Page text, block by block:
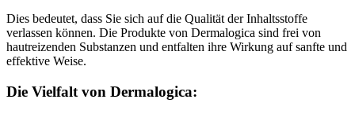
Dies bedeutet, dass Sie sich auf die Qualität der Inhaltsstoffe
verlassen können. Die Produkte von Dermalogica sind frei von
hautreizenden Substanzen und entfalten ihre Wirkung auf sanfte und
effektive Weise.
Die Vielfalt von Dermalogica: